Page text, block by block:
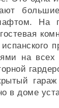
На
на
в доме